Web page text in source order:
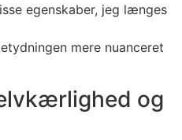
egenskaber, jeg længes
mere nuanceret
og